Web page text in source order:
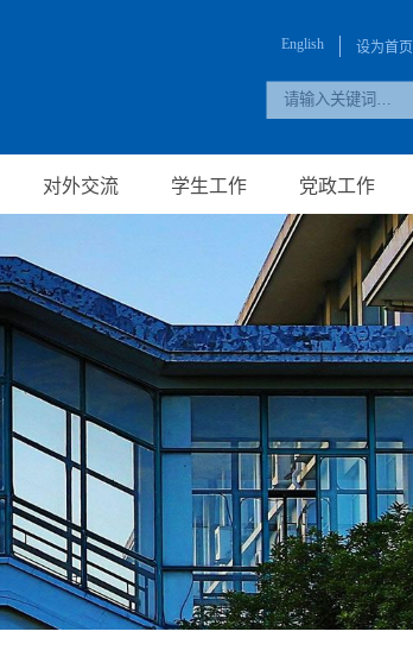
English 设为首页
对外交流 学生工作 党政工作